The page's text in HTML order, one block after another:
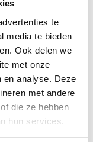
te
media te bieden
Ook delen we
met onze
en analyse. Deze
met andere
die ze hebben
hun services.
de (erkende)